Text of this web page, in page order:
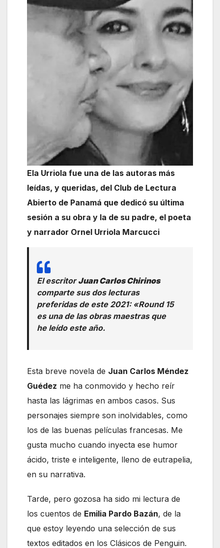
Ela Urriola fue una de las autoras más
leídas, y queridas, del Club de Lectura
Abierto de Panamá que dedicó su última
sesión a su obra y la de su padre, el poeta
y narrador Ornel Urriola Marcucci
El escritorJuan Carlos Chirinos
comparte sus dos lecturas
preferidas de este 2021: «Round 15
es una de las obras maestras que
he leído este año.
Esta breve novela de Juan Carlos Méndez
Guédez me ha conmovido y hecho reír
hasta las lágrimas en ambos casos. Sus
personajes siempre son inolvidables, como
los de las buenas películas francesas. Me
gusta mucho cuando inyecta ese humor
ácido, triste e inteligente, lleno de eutrapelia,
en su narrativa.
Tarde, pero gozosa ha sido mi lectura de
los cuentos de Emilia Pardo Bazán, de la
que estoy leyendo una selección de sus
textos editados en los Clásicos de Penguin.